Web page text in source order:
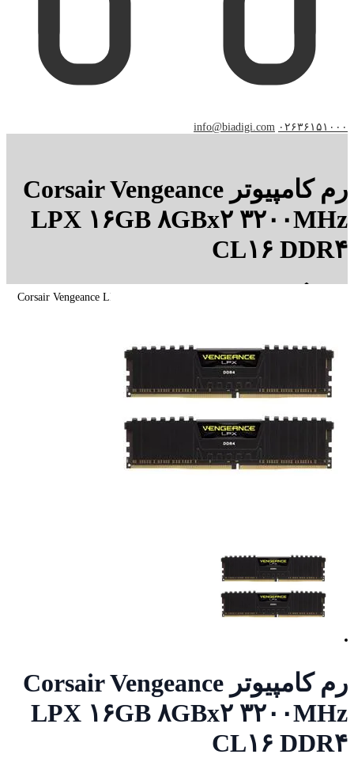
۰۲۶۳۶۱۵۱۰۰۰ info@biadigi.com
رم کامپیوتر Corsair Vengeance
LPX ۱۶GB ۸GBx۲ ۳۲۰۰MHz
CL۱۶ DDR۴
رم کامپیوتر Corsair Vengeance LPX ۱۶GB ۸GBx۲ ۳۲۰۰MHz
رم کامپیوتر Corsair Vengeance
LPX ۱۶GB ۸GBx۲ ۳۲۰۰MHz
CL۱۶ DDR۴